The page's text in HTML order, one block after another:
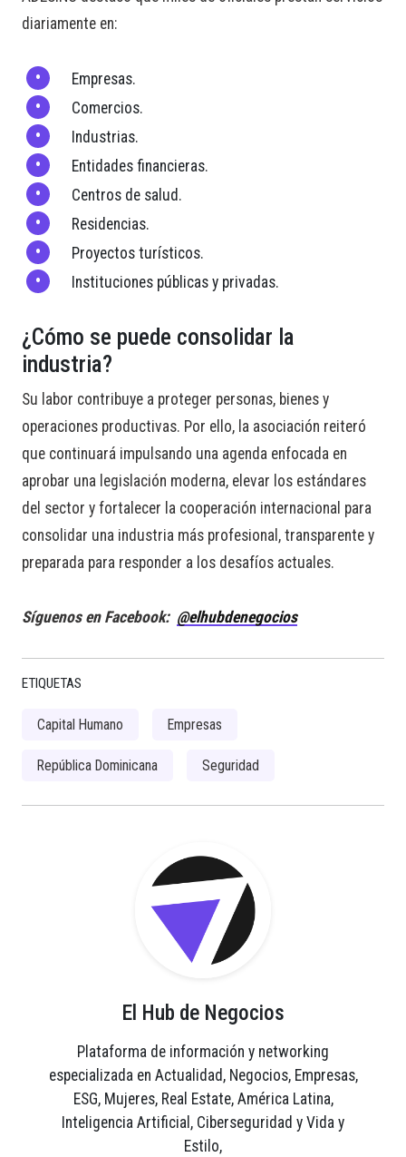
diariamente en:
Empresas.
Comercios.
Industrias.
Entidades financieras.
Centros de salud.
Residencias.
Proyectos turísticos.
Instituciones públicas y privadas.
¿Cómo se puede consolidar la
industria?
Su labor contribuye a proteger personas, bienes y
operaciones productivas. Por ello, la asociación reiteró
que continuará impulsando una agenda enfocada en
aprobar una legislación moderna, elevar los estándares
del sector y fortalecer la cooperación internacional para
consolidar una industria más profesional, transparente y
preparada para responder a los desafíos actuales.
Síguenos en Facebook: @elhubdenegocios
ETIQUETAS
Capital Humano Empresas
República Dominicana Seguridad
El Hub de Negocios
Plataforma de información y networking
especializada en Actualidad, Negocios, Empresas,
ESG, Mujeres, Real Estate, América Latina,
Inteligencia Artificial, Ciberseguridad y Vida y
Estilo,